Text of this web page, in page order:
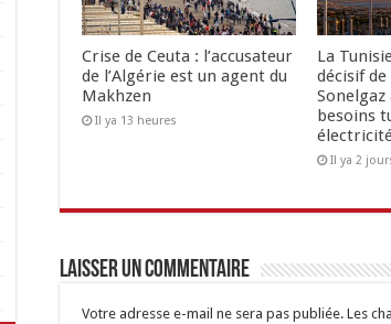
Crise de Ceuta : l’accusateur
de l’Algérie est un agent du
Makhzen
Il ya 13 heures
La
décisif de
Sonelgaz
besoins
Il ya 2
Laisser un commentaire
Votre adresse e-mail ne sera pas publiée. Les